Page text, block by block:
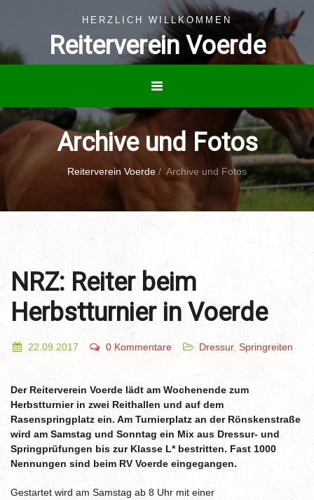
HERZLICH WILLKOMMEN
Reiterverein Voerde
Archive und Fotos
Reiterverein Voerde / Archive und Fotos
NRZ: Reiter beim
Herbstturnier in Voerde
22.09.2017 0 Kommentare Dressur, Springreiten
Der Reiterverein Voerde lädt am Wochenende zum
Herbstturnier in zwei Reithallen und auf dem
Rasenspringplatz ein. Am Turnierplatz an der Rönskenstraße
wird am Samstag und Sonntag ein Mix aus Dressur- und
Springprüfungen bis zur Klasse L* bestritten. Fast 1000
Nennungen sind beim RV Voerde eingegangen.
Gestartet wird am Samstag ab 8 Uhr mit einer